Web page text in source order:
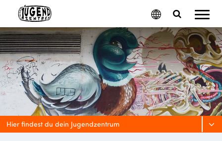
Menu
Toggle
Search
Google
Translate
Hier findest du dein Jugendzentrum